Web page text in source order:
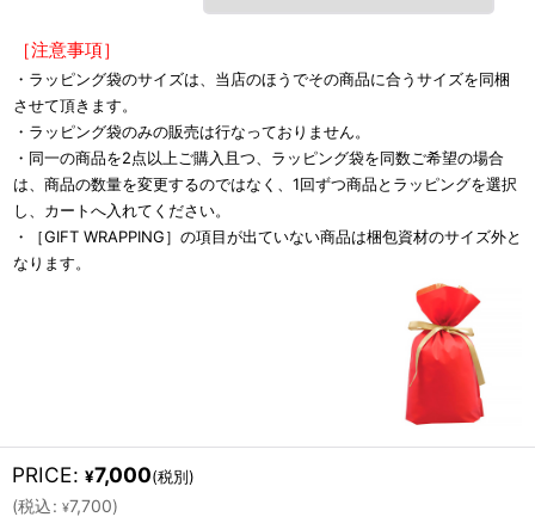
［注意事項］
・ラッピング袋のサイズは、当店のほうでその商品に合うサイズを同梱
させて頂きます。
・ラッピング袋のみの販売は行なっておりません。
・同一の商品を2点以上ご購入且つ、ラッピング袋を同数ご希望の場合
は、商品の数量を変更するのではなく、1回ずつ商品とラッピングを選択
し、カートへ入れてください。
・［GIFT WRAPPING］の項目が出ていない商品は梱包資材のサイズ外と
なります。
PRICE: ¥7,000(税別)
(税込: ¥7,700)